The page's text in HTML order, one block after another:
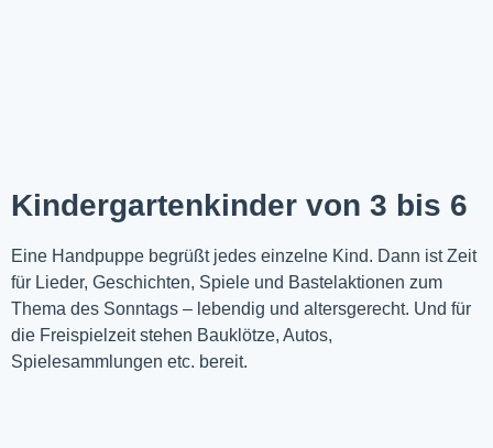
Kindergartenkinder von 3 bis 6
Eine Handpuppe begrüßt jedes einzelne Kind. Dann ist Zeit
für Lieder, Geschichten, Spiele und Bastelaktionen zum
Thema des Sonntags – lebendig und altersgerecht. Und für
die Freispielzeit stehen Bauklötze, Autos,
Spielesammlungen etc. bereit.